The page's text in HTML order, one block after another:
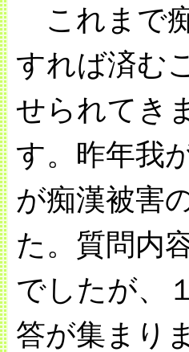
これまで
すれば済む
せられてき
す。昨年我
が痴漢被害
た。質問内
でしたが、
答が集まり